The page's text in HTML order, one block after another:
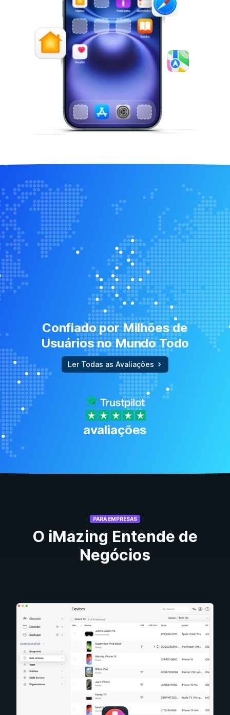
Confiado por Milhões de
Usuários no Mundo Todo
Ler Todas as Avaliações
avaliações
PARA EMPRESAS
O iMazing Entende de
Negócios